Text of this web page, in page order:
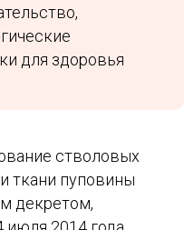
для здоровья
стволовых
ткани пуповины
декретом,